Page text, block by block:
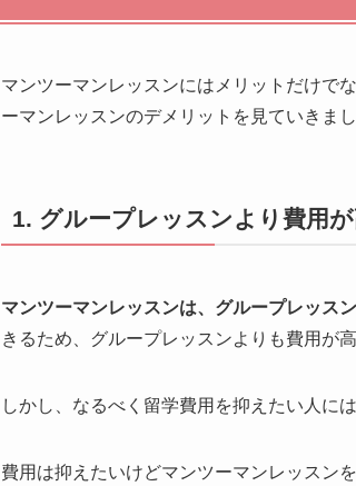
マンツーマンレッスンにはメリットだけで
ーマンレッスンのデメリットを見ていきまし
1. グループレッスンより費用
マンツーマンレッスンは、グループレッス
きるため、グループレッスンよりも費用が
しかし、なるべく留学費用を抑えたい人に
費用は抑えたいけどマンツーマンレッスン